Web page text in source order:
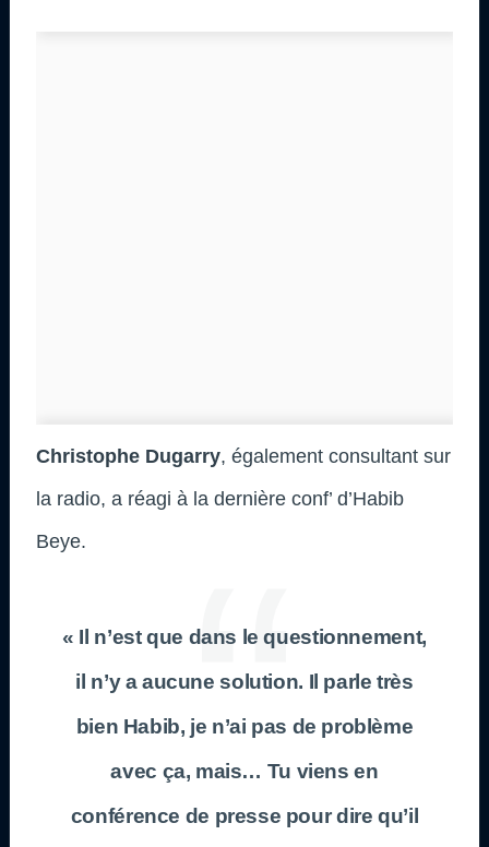
Christophe Dugarry, également consultant sur
la radio, a réagi à la dernière conf’ d’Habib
Beye.
« Il n’est que dans le questionnement,
il n’y a aucune solution. Il parle très
bien Habib, je n’ai pas de problème
avec ça, mais… Tu viens en
conférence de presse pour dire qu’il